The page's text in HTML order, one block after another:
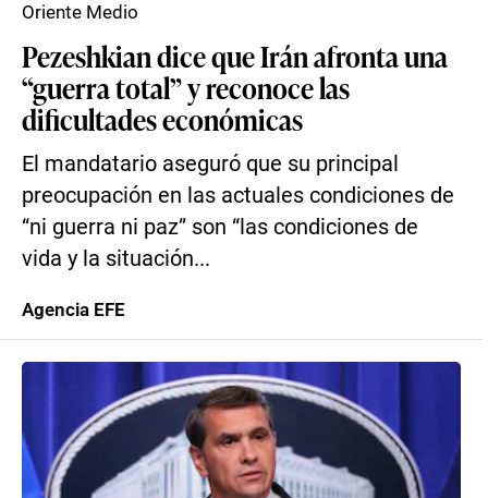
Pezeshkian dice que Irán afronta una
“guerra total” y reconoce las
dificultades económicas
El mandatario aseguró que su principal
preocupación en las actuales condiciones de
“ni guerra ni paz” son “las condiciones de
vida y la situación...
Oriente Medio
Agencia EFE